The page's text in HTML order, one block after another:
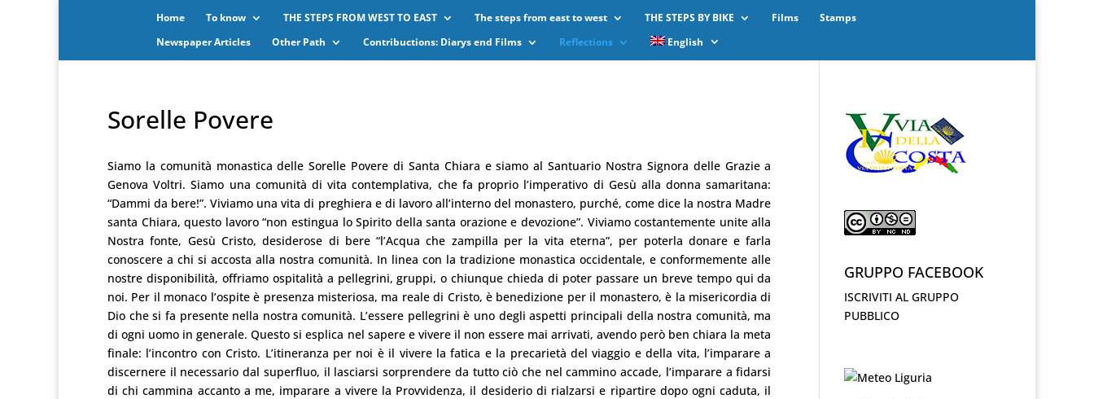
Home To know THE STEPS FROM WEST TO EAST The steps from east to west THE STEPS BY BIKE Films
Stamps
Newspaper Articles
Other Path Contribuctions: Diarys end Films Reflections English
Sorelle Povere
Siamo la comunità monastica delle Sorelle Povere di Santa Chiara e siamo al Santuario Nostra Signora delle Grazie a
Genova Voltri. Siamo una comunità di vita contemplativa, che fa proprio l’imperativo di Gesù alla donna samaritana:
“Dammi da bere!”. Viviamo una vita di preghiera e di lavoro all’interno del monastero, purché, come dice la nostra Madre
santa Chiara, questo lavoro “non estingua lo Spirito della santa orazione e devozione”. Viviamo costantemente unite alla
Nostra fonte, Gesù Cristo, desiderose di bere “l’Acqua che zampilla per la vita eterna”, per poterla donare e farla
conoscere a chi si accosta alla nostra comunità. In linea con la tradizione monastica occidentale, e conformemente alle
nostre disponibilità, offriamo ospitalità a pellegrini, gruppi, o chiunque chieda di poter passare un breve tempo qui da
noi. Per il monaco l’ospite è presenza misteriosa, ma reale di Cristo, è benedizione per il monastero, è la misericordia di
Dio che si fa presente nella nostra comunità. L’essere pellegrini è uno degli aspetti principali della nostra comunità, ma
di ogni uomo in generale. Questo si esplica nel sapere e vivere il non essere mai arrivati, avendo però ben chiara la meta
finale: l’incontro con Cristo. L’itineranza per noi è il vivere la fatica e la precarietà del viaggio e della vita, l’imparare a
discernere il necessario dal superfluo, il lasciarsi sorprendere da tutto ciò che nel cammino accade, l’imparare a fidarsi
di chi cammina accanto a me, imparare a vivere la Provvidenza, il desiderio di rialzarsi e ripartire dopo ogni caduta, il
GRUPPO FACEBOOK
ISCRIVITI AL GRUPPO
PUBBLICO